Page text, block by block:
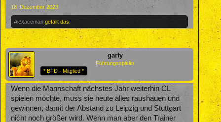
18. Dezember 2023
Alexaceman gefällt das.
garfy
Führungsspieler
* BFD - Mitglied *
Wenn die Mannschaft nächstes Jahr weiterhin CL
spielen möchte, muss sie heute alles raushauen und
gewinnen, damit der Abstand zu Leipzig und Stuttgart
nicht noch größer wird. Wenn man aber den Trainer